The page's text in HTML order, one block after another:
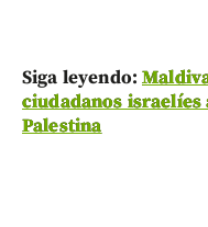
Siga leyendo:
ciudadanos
Palestina